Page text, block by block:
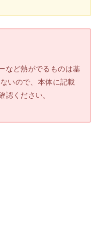
など熱がでるものは基
いので、本体に記載
認ください。